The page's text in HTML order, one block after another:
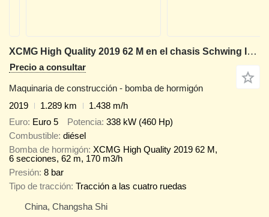
XCMG High Quality 2019 62 M en el chasis Schwing In Stock
Precio a consultar
Maquinaria de construcción - bomba de hormigón
2019
1.289 km
1.438 m/h
Euro Euro 5 Potencia 338 kW (460 Hp)
Combustible diésel
Bomba de hormigón XCMG High Quality 2019 62 M,
6 secciones, 62 m, 170 m3/h
Presión 8 bar
Tipo de tracción Tracción a las cuatro ruedas
China, Changsha Shi